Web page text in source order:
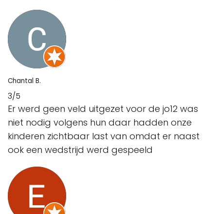
Chantal B.
3/5
Er werd geen veld uitgezet voor de jo12 was
niet nodig volgens hun daar hadden onze
kinderen zichtbaar last van omdat er naast
ook een wedstrijd werd gespeeld